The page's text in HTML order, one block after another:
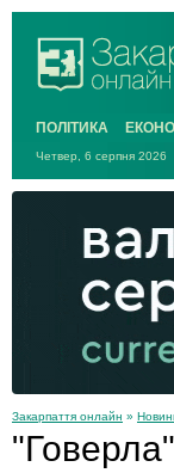
ПОЛІТИКА
Четвер, 6 серпня 2026
Закарпаття онлайн »